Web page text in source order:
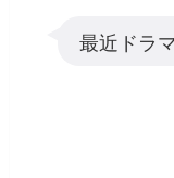
最近ドラ